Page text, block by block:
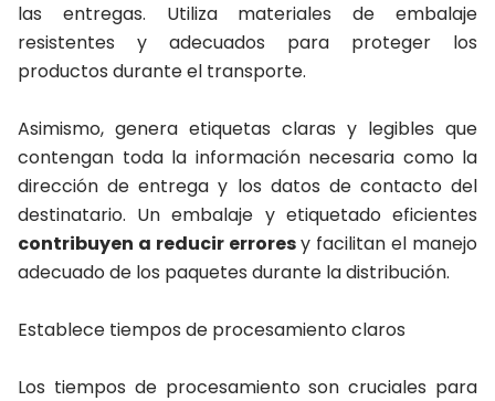
las entregas. Utiliza materiales de embalaje
resistentes y adecuados para proteger los
productos durante el transporte.
Asimismo, genera etiquetas claras y legibles que
contengan toda la información necesaria como la
dirección de entrega y los datos de contacto del
destinatario. Un embalaje y etiquetado eficientes
contribuyen a reducir erroresy facilitan el manejo
adecuado de los paquetes durante la distribución.
Establece tiempos de procesamiento claros
Los tiempos de procesamiento son cruciales para